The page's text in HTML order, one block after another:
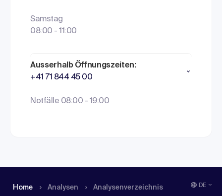
Samstag
08:00 - 11:00
Ausserhalb Öffnungszeiten:
+41 71 844 45 00
Notfälle 08:00 - 19:00
Home Analysen
Analysen­verzeichnis
DE